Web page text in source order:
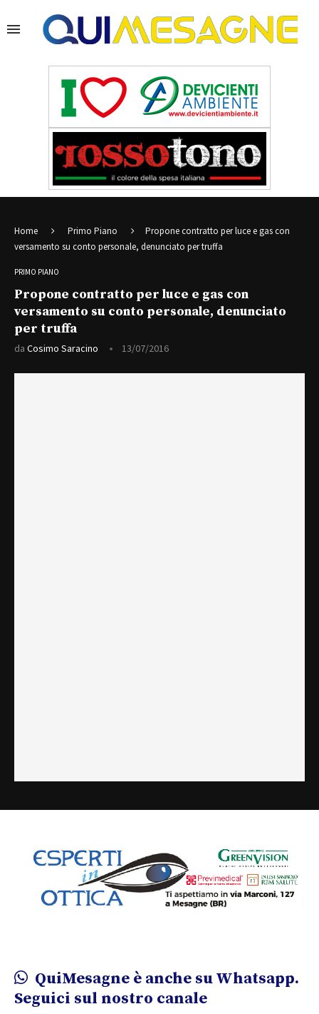
Home Primo Piano
Propone contratto per luce e gas con
versamento su conto personale, denunciato per truffa
PRIMO PIANO
Propone contratto per luce e gas con
versamento su conto personale, denunciato
per truffa
da Cosimo Saracino 13/07/2016
QuiMesagne è anche su Whatsapp.
Seguici sul nostro canale